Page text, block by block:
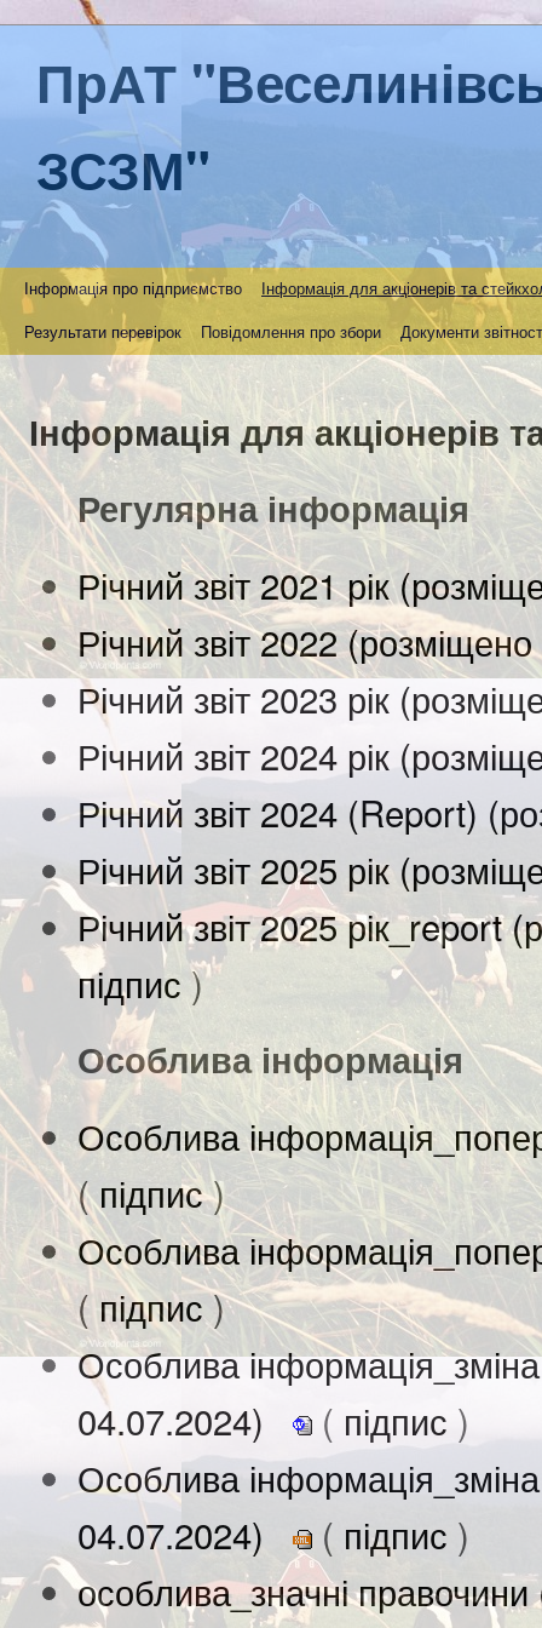
ПрАТ
ЗСЗМ"
Інформація про підприємство Інформація для акціонерів та
Результати перевірок Повідомлення про збори Документи
Інформація для акціонерів
Регулярна інформація
Річний звіт 2021 рік
Річний звіт 2022
Річний звіт 2023 рік
Річний звіт 2024 рік
Річний звіт 2024 (Report)
Річний звіт 2025 рік
Річний звіт 2025
підпис )
Особлива інформація
Особлива
(підпис)
Особлива
(підпис)
Особлива
04.07.2024)
( підпис )
Особлива
04.07.2024)
( підпис )
особлива_значні